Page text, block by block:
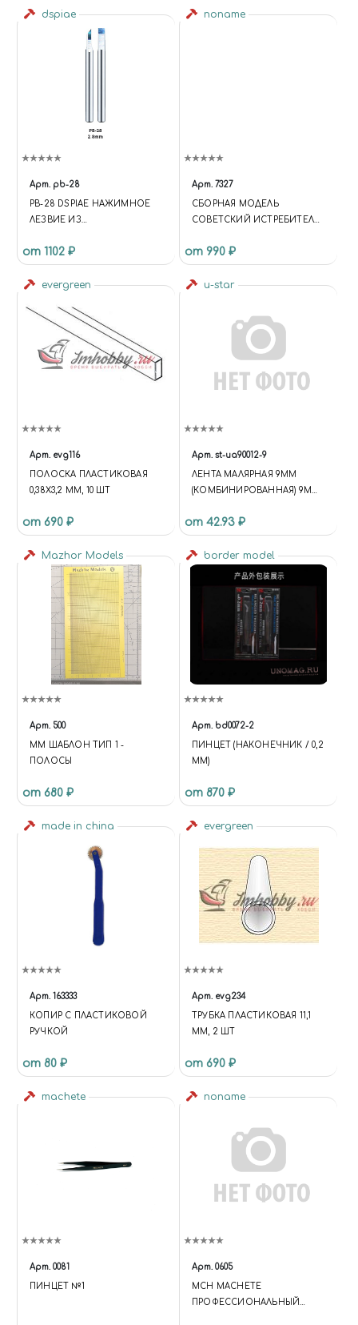
dspiae
Арт. pb-28
PB-28 DSPIAE НАЖИМНОЕ
ЛЕЗВИЕ ИЗ
ММ
от 1102 ₽
noname
Арт. 7327
СБОРНАЯ МОДЕЛЬ
СОВЕТСКИЙ ИСТРЕБИТЕЛЬ
от 990 ₽
evergreen
Арт. evg116
ПОЛОСКА ПЛАСТИКОВАЯ
0,38Х3,2 ММ, 10 ШТ
от 690 ₽
u-star
Арт. st-ua90012-9
ЛЕНТА МАЛЯРНАЯ 9ММ
(КОМБИНИРОВАННАЯ) 9MM
от 42.93 ₽
Mazhor Models
Арт. 500
MM ШАБЛОН ТИП 1 -
ПОЛОСЫ
от 680 ₽
border model
Арт. bd0072-2
ПИНЦЕТ (НАКОНЕЧНИК / 0,2
ММ)
от 870 ₽
made in china
Арт. 163333
КОПИР С ПЛАСТИКОВОЙ
РУЧКОЙ
от 80 ₽
evergreen
Арт. evg234
ТРУБКА ПЛАСТИКОВАЯ 11,1
ММ, 2 ШТ
от 690 ₽
machete
Арт. 0081
ПИНЦЕТ №1
noname
Арт. 0605
MCH MACHETE
ПРОФЕССИОНАЛЬНЫЙ